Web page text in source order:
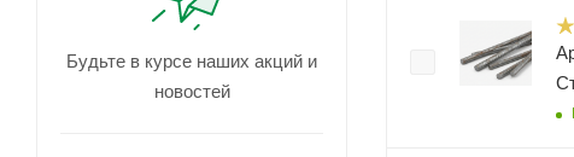
Будьте в курсе наших акций и
новостей